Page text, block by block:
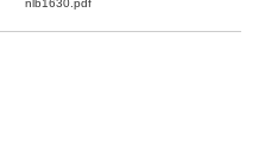
nlb1630.pdf